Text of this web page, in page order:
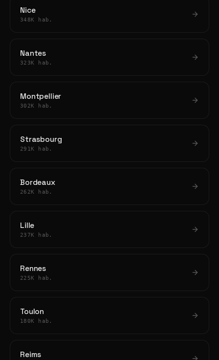
Nice
348K hab.
Nantes
323K hab.
Montpellier
302K hab.
Strasbourg
291K hab.
Bordeaux
262K hab.
Lille
237K hab.
Rennes
225K hab.
Toulon
180K hab.
Reims